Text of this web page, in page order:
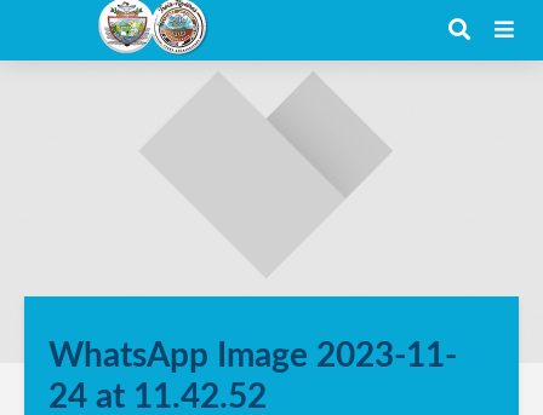
WhatsApp Image 2023-11-
24 at 11.42.52